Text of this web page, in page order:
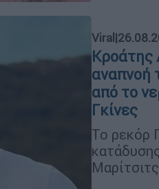
Viral|
Κροάτης
αναπνοή
από το
Γκίνες
Το ρεκόρ